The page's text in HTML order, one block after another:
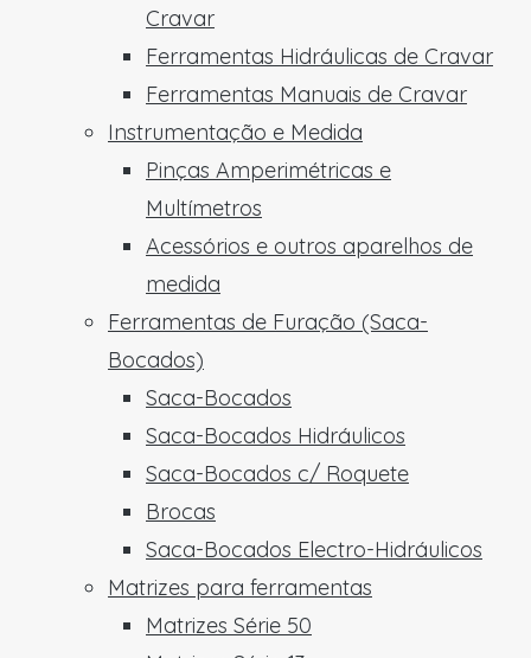
Cravar
Ferramentas Hidráulicas de Cravar
Ferramentas Manuais de Cravar
Instrumentação e Medida
Pinças Amperimétricas e
Multímetros
Acessórios e outros aparelhos de
medida
Ferramentas de Furação (Saca-
Bocados)
Saca-Bocados
Saca-Bocados Hidráulicos
Saca-Bocados c/ Roquete
Brocas
Saca-Bocados Electro-Hidráulicos
Matrizes para ferramentas
Matrizes Série 50